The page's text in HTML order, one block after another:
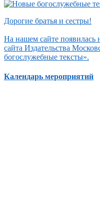
Дорогие братья и сестры!
На нашем сайте появилась
сайта Издательства
богослужебные тексты».
Календарь мероприятий